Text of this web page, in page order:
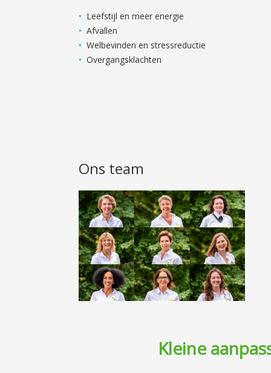
Leefstijl en meer energie
Afvallen
Welbevinden en stressreductie
Overgangsklachten
Ons team
Kleine